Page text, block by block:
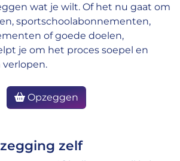
wat je wilt. Of het nu gaat om
sportschoolabonnementen,
of goede doelen,
je om het proces soepel en
verlopen.
Opzeggen
zelf